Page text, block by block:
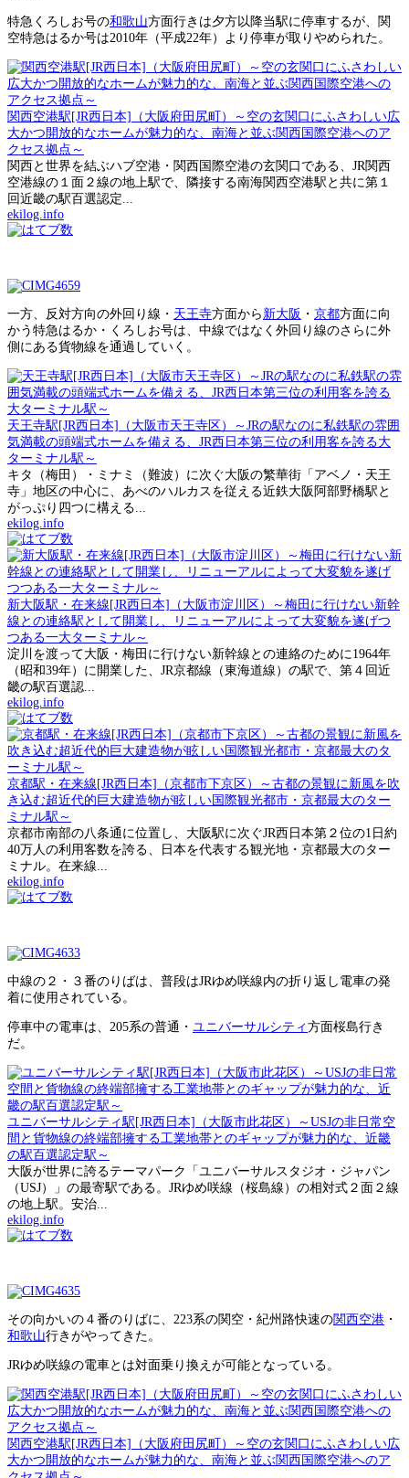
特急くろしお号の和歌山方面行きは夕方以降当駅に停車するが、関
空特急はるか号は2010年（平成22年）より停車が取りやめられた。
関西空港駅[JR西日本]（大阪府田尻町）～空の玄関口にふさわしい広
大かつ開放的なホームが魅力的な、南海と並ぶ関西国際空港へのア
クセス拠点～
関西と世界を結ぶハブ空港・関西国際空港の玄関口である、JR関西
空港線の１面２線の地上駅で、隣接する南海関西空港駅と共に第１
回近畿の駅百選認定...
ekilog.info
一方、反対方向の外回り線・ 天王寺方面から 新大阪 ・ 京都方面に向
かう特急はるか・くろしお号は、中線ではなく外回り線のさらに外
側にある貨物線を通過していく。
天王寺駅[JR西日本]（大阪市天王寺区）～JRの駅なのに私鉄駅の雰囲
気満載の頭端式ホームを備える、JR西日本第三位の利用客を誇る大
ターミナル駅～
キタ（梅田）・ミナミ（難波）に次ぐ大阪の繁華街「アベノ・天王
寺」地区の中心に、あべのハルカスを従える近鉄大阪阿部野橋駅と
がっぷり四つに構える...
ekilog.info
新大阪駅・在来線[JR西日本]（大阪市淀川区）～梅田に行けない新幹
線との連絡駅として開業し、リニューアルによって大変貌を遂げつ
つある一大ターミナル～
淀川を渡って大阪・梅田に行けない新幹線との連絡のために1964年
（昭和39年）に開業した、JR京都線（東海道線）の駅で、第４回近
畿の駅百選認...
ekilog.info
京都駅・在来線[JR西日本]（京都市下京区）～古都の景観に新風を吹
き込む超近代的巨大建造物が眩しい国際観光都市・京都最大のター
ミナル駅～
京都市南部の八条通に位置し、大阪駅に次ぐJR西日本第２位の1日約
40万人の利用客数を誇る、日本を代表する観光地・京都最大のター
ミナル。在来線...
ekilog.info
中線の２・３番のりばは、普段はJRゆめ咲線内の折り返し電車の発
着に使用されている。
停車中の電車は、205系の普通・ ユニバーサルシティ 方面桜島行き
だ。
ユニバーサルシティ駅[JR西日本]（大阪市此花区）～USJの非日常空
間と貨物線の終端部擁する工業地帯とのギャップが魅力的な、近畿
の駅百選認定駅～
大阪が世界に誇るテーマパーク「ユニバーサルスタジオ・ジャパン
（USJ）」の最寄駅である。JRゆめ咲線（桜島線）の相対式２面２線
の地上駅。安治...
ekilog.info
その向かいの４番のりばに、223系の関空・紀州路快速の関西空港 ・
和歌山行きがやってきた。
JRゆめ咲線の電車とは対面乗り換えが可能となっている。
関西空港駅[JR西日本]（大阪府田尻町）～空の玄関口にふさわしい広
大かつ開放的なホームが魅力的な、南海と並ぶ関西国際空港へのア